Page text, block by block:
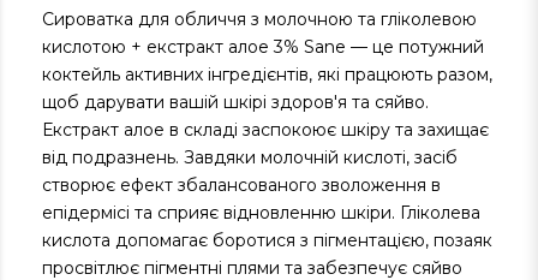
Сироватка для обличчя з молочною та гліколевою
кислотою + екстракт алое 3% Sane — це потужний
коктейль активних інгредієнтів, які працюють разом,
щоб дарувати вашій шкірі здоров'я та сяйво.
Екстракт алое в складі заспокоює шкіру та захищає
від подразнень. Завдяки молочній кислоті, засіб
створює ефект збалансованого зволоження в
епідермісі та сприяє відновленню шкіри. Гліколева
кислота допомагає боротися з пігментацією, позаяк
просвітлює пігментні плями та забезпечує сяйво